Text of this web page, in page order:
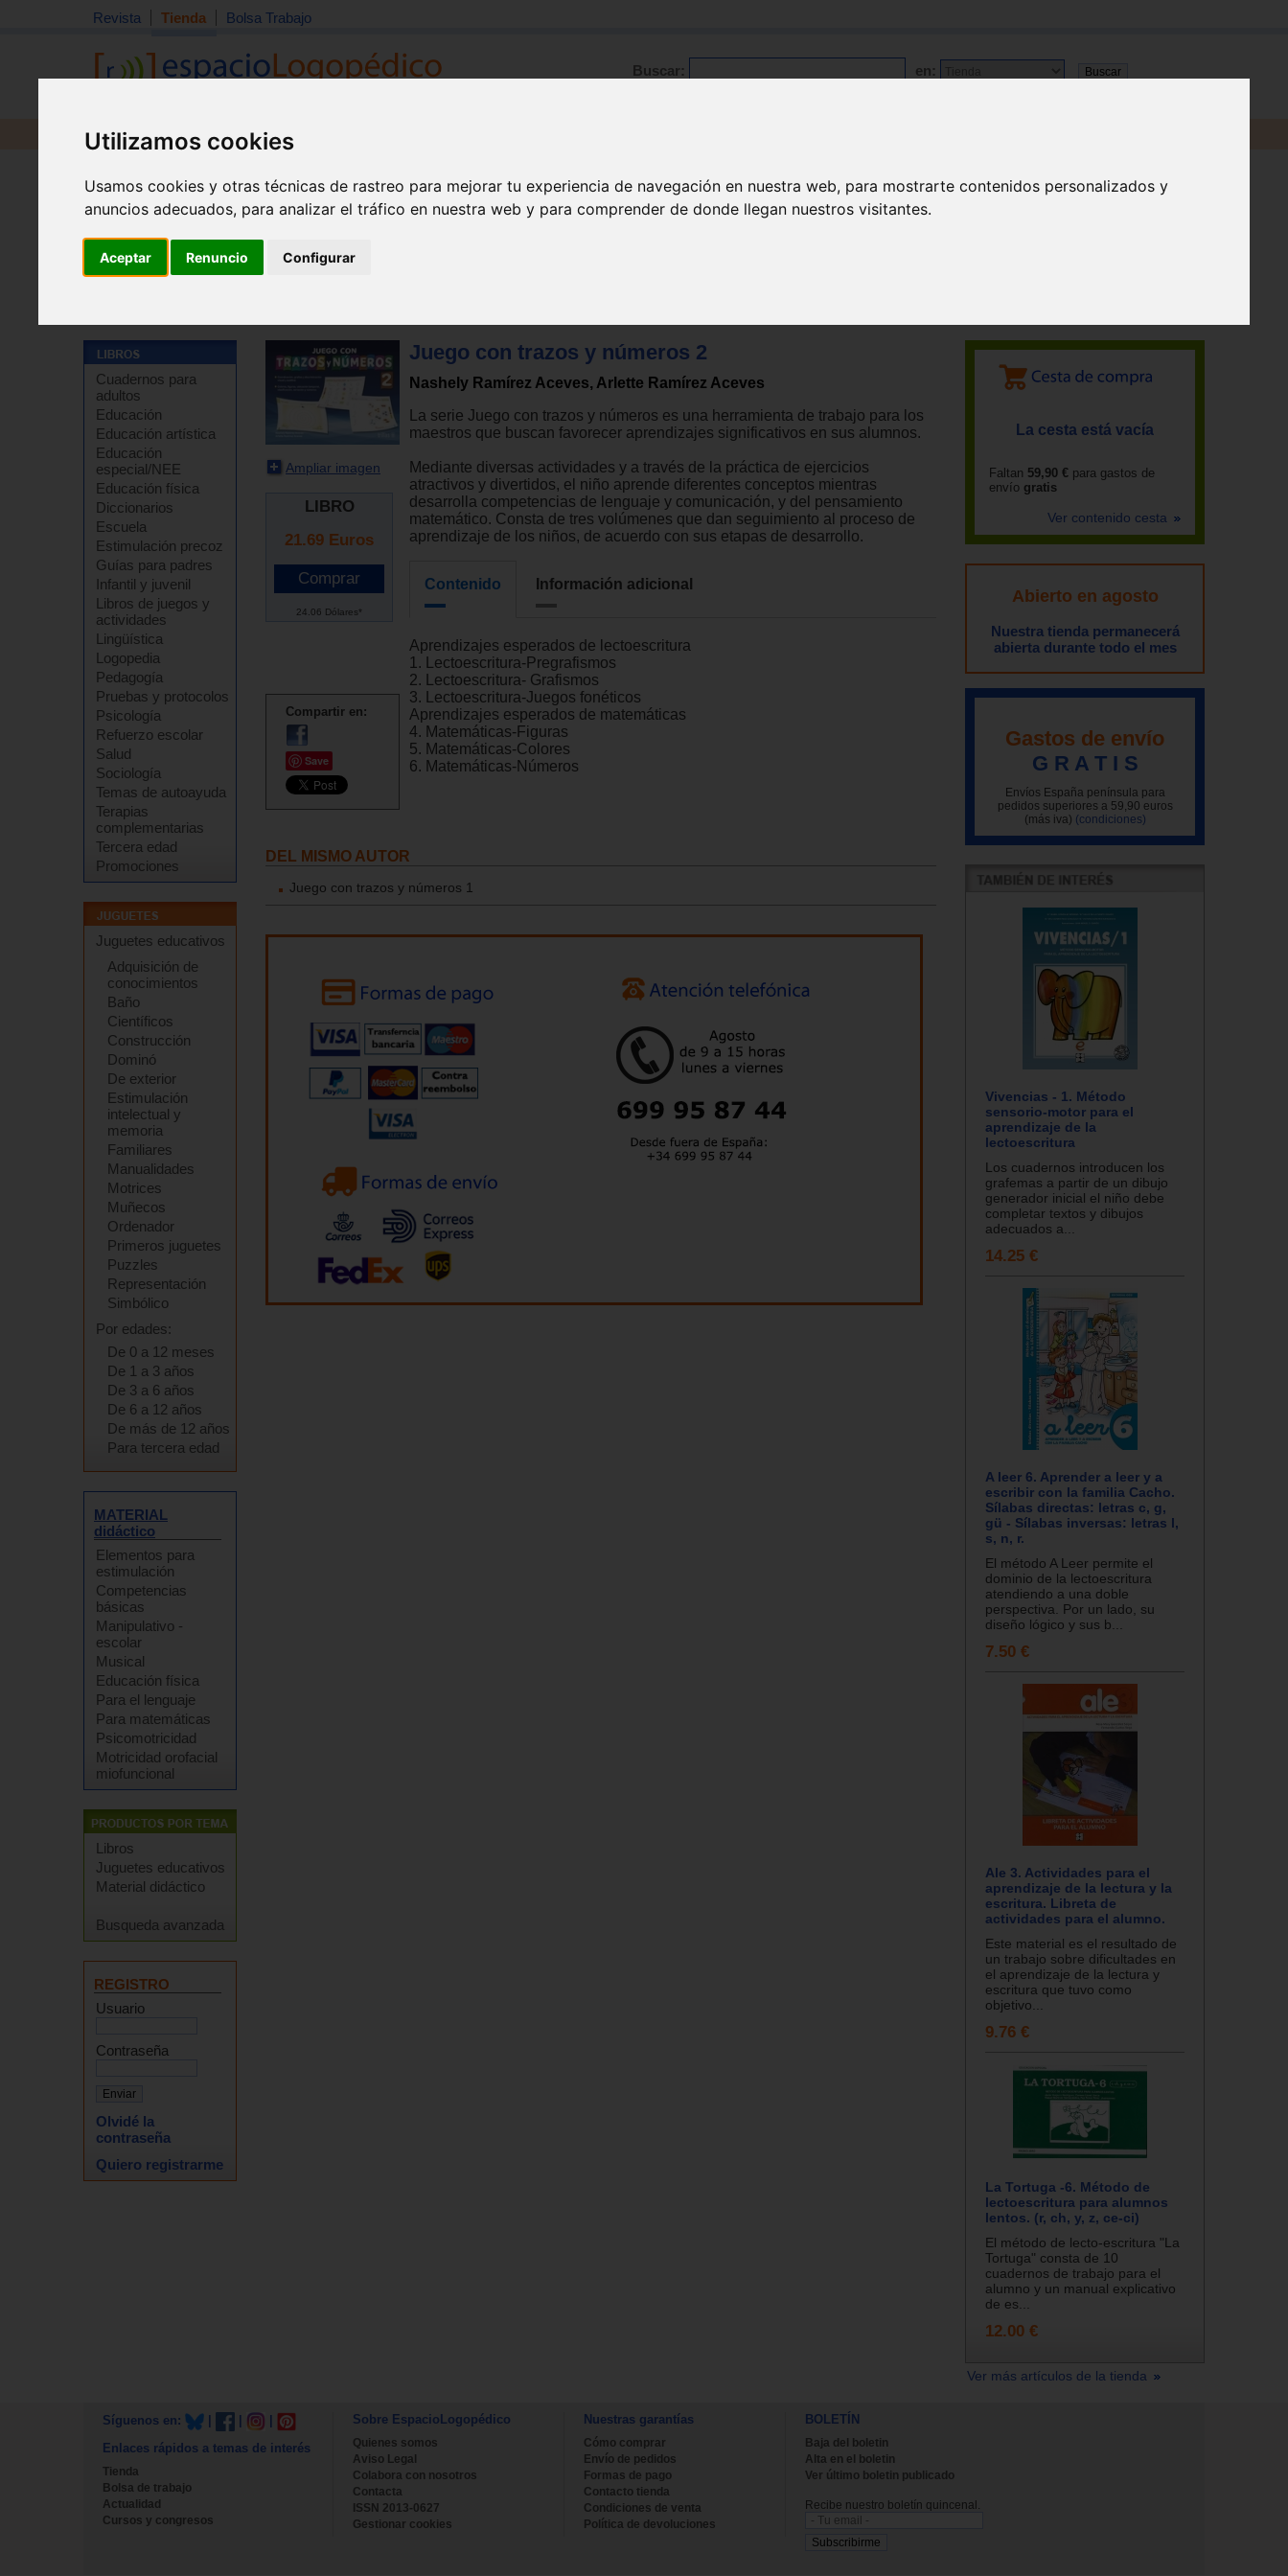
Utilizamos cookies
Usamos cookies y otras técnicas de rastreo para mejorar tu experiencia de navegación en nuestra web, para mostrarte contenidos personalizados y
anuncios adecuados, para analizar el tráfico en nuestra web y para comprender de donde llegan nuestros visitantes.
Aceptar Renuncio Configurar
Revista Tienda Bolsa Trabajo
Buscar: en:
Revista Libros Material
Cuadernos para
adultos
Educación
Educación artística
Educación
especial/NEE
Educación física
Diccionarios
Escuela
Estimulación precoz
Guías para padres
Infantil y juvenil
Libros de juegos y
actividades
Lingüística
Logopedia
Pedagogía
Pruebas y protocolos
Psicología
Refuerzo escolar
Salud
Sociología
Temas de autoayuda
Terapias
complementarias
Tercera edad
Promociones
Juguetes educativos
Adquisición de
conocimientos
Baño
Científicos
Construcción
Dominó
De exterior
Estimulación
intelectual y
memoria
Familiares
Manualidades
Motrices
Muñecos
Ordenador
Primeros juguetes
Puzzles
Representación
Simbólico
Por edades:
De 0 a 12 meses
De 1 a 3 años
De 3 a 6 años
De 6 a 12 años
De más de 12 años
Para tercera edad
MATERIAL
didáctico
Elementos para
estimulación
Competencias
básicas
Manipulativo -
escolar
Musical
Educación física
Para el lenguaje
Para matemáticas
Psicomotricidad
Motricidad orofacial
miofuncional
Libros
Juguetes educativos
Material didáctico
Busqueda avanzada
REGISTRO
Usuario
Contraseña
Olvidé la
contraseña
Quiero registrarme
Ampliar imagen
LIBRO
21.69 Euros
24.06 Dólares*
Compartir en:
Save
Juego con trazos y números 2
Nashely Ramírez Aceves, Arlette Ramírez Aceves
La serie Juego con trazos y números es una herramienta de trabajo para los
maestros que buscan favorecer aprendizajes significativos en sus alumnos.
Mediante diversas actividades y a través de la práctica de ejercicios
atractivos y divertidos, el niño aprende diferentes conceptos mientras
desarrolla competencias de lenguaje y comunicación, y del pensamiento
matemático. Consta de tres volúmenes que dan seguimiento al proceso de
aprendizaje de los niños, de acuerdo con sus etapas de desarrollo.
Contenido Información adicional
Aprendizajes esperados de lectoescritura
1. Lectoescritura-Pregrafismos
2. Lectoescritura- Grafismos
3. Lectoescritura-Juegos fonéticos
Aprendizajes esperados de matemáticas
4. Matemáticas-Figuras
5. Matemáticas-Colores
6. Matemáticas-Números
DEL MISMO AUTOR
Juego con trazos y números 1
La cesta está vacía
Faltan 59,90 € para gastos de
envío gratis
Ver contenido cesta
Abierto en agosto
Nuestra tienda permanecerá
abierta durante todo el mes
Gastos de envío
G R A T I S
Envíos España península para
pedidos superiores a 59,90 euros
(más iva) (condiciones)
Vivencias - 1. Método
sensorio-motor para el
aprendizaje de la
lectoescritura
Los cuadernos introducen los
grafemas a partir de un dibujo
generador inicial el niño debe
completar textos y dibujos
adecuados a...
14.25 €
A leer 6. Aprender a leer y a
escribir con la familia Cacho.
Sílabas directas: letras c, g,
gü - Sílabas inversas: letras l,
s, n, r.
El método A Leer permite el
dominio de la lectoescritura
atendiendo a una doble
perspectiva. Por un lado, su
diseño lógico y sus b...
7.50 €
Ale 3. Actividades para el
aprendizaje de la lectura y la
escritura. Libreta de
actividades para el alumno.
Este material es el resultado de
un trabajo sobre dificultades en
el aprendizaje de la lectura y
escritura que tuvo como
objetivo...
9.76 €
La Tortuga -6. Método de
lectoescritura para alumnos
lentos. (r, ch, y, z, ce-ci)
El método de lecto-escritura "La
Tortuga" consta de 10
cuadernos de trabajo para el
alumno y un manual explicativo
de es...
12.00 €
Ver más artículos de la tienda
Síguenos en:
Enlaces rápidos a temas de interés
Tienda
Bolsa de trabajo
Actualidad
Cursos y congresos
Sobre EspacioLogopédico
Quienes somos
Aviso Legal
Colabora con nosotros
Contacta
ISSN 2013-0627
Gestionar cookies
Nuestras garantías
Cómo comprar
Envío de pedidos
Formas de pago
Contacto tienda
Condiciones de venta
Política de devoluciones
BOLETÍN
Baja del boletin
Alta en el boletin
Ver último boletin publicado
Recibe nuestro boletín quincenal.